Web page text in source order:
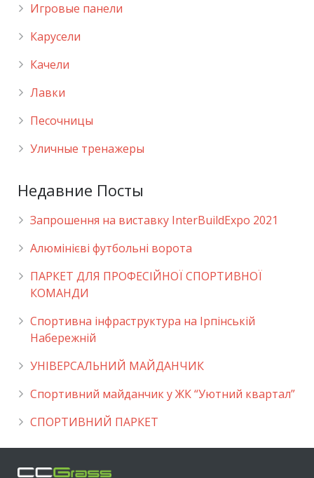
Игровые панели
Карусели
Качели
Лавки
Песочницы
Уличные тренажеры
Недавние Посты
Запрошення на виставку InterBuildExpo 2021
Алюмінієві футбольні ворота
ПАРКЕТ ДЛЯ ПРОФЕСІЙНОЇ СПОРТИВНОЇ
КОМАНДИ
Спортивна інфраструктура на Ірпінській
Набережній
УНІВЕРСАЛЬНИЙ МАЙДАНЧИК
Cпортивний майданчик у ЖК “Уютний квартал”
СПОРТИВНИЙ ПАРКЕТ